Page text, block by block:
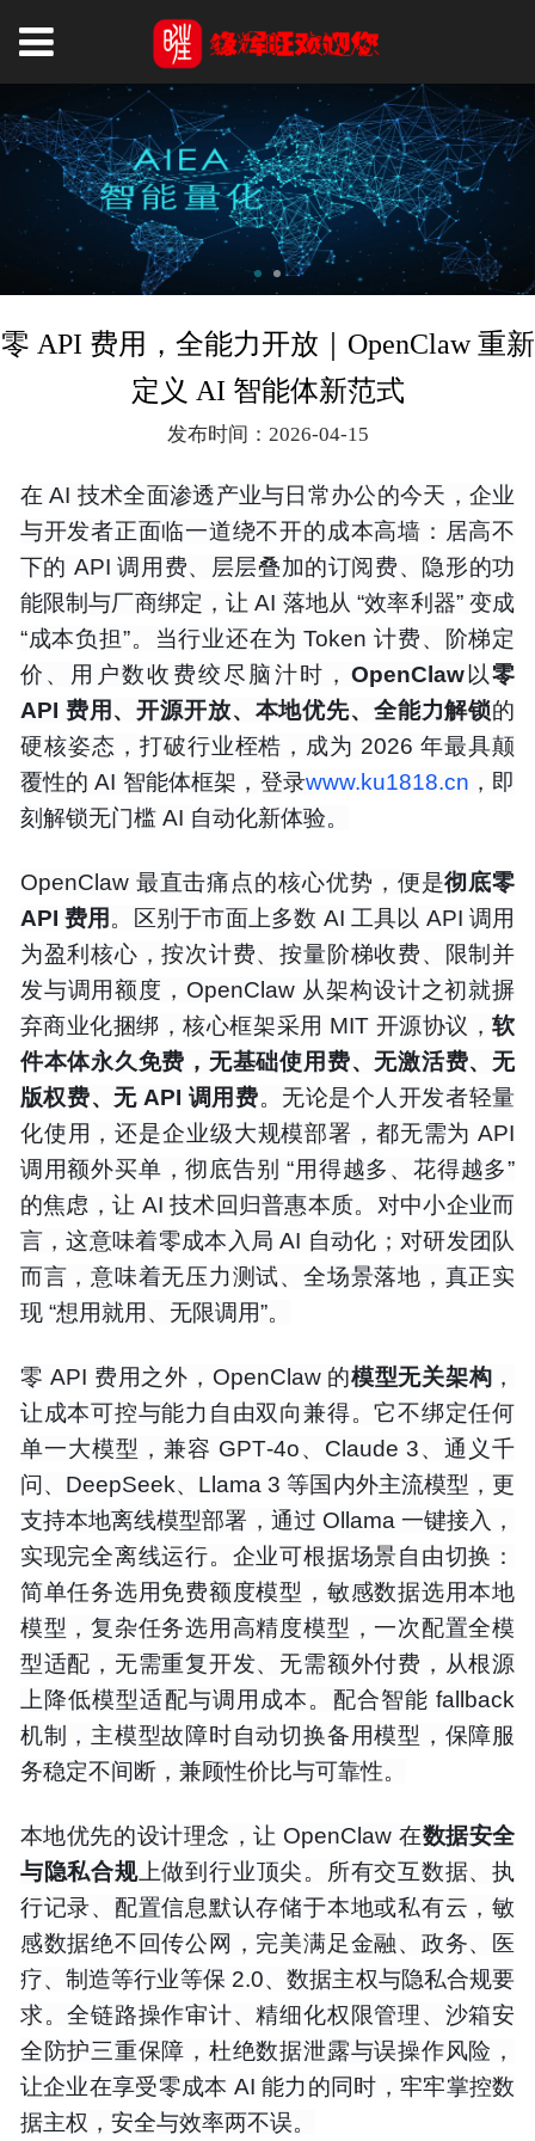
零 API 费用，全能力开放｜OpenClaw 重新
定义 AI 智能体新范式
发布时间：2026-04-15
在 AI 技术全面渗透产业与日常办公的今天，企业
与开发者正面临一道绕不开的成本高墙：居高不
下的 API 调用费、层层叠加的订阅费、隐形的功
能限制与厂商绑定，让 AI 落地从 “效率利器” 变成
“成本负担”。当行业还在为 Token 计费、阶梯定
价、用户数收费绞尽脑汁时， OpenClaw以零
API 费用、开源开放、本地优先、全能力解锁的
硬核姿态，打破行业桎梏，成为 2026 年最具颠
覆性的 AI 智能体框架，登录www.ku1818.cn ，即
刻解锁无门槛 AI 自动化新体验。
OpenClaw 最直击痛点的核心优势，便是彻底零
API 费用 。区别于市面上多数 AI 工具以 API 调用
为盈利核心，按次计费、按量阶梯收费、限制并
发与调用额度，OpenClaw 从架构设计之初就摒
弃商业化捆绑，核心框架采用 MIT 开源协议，软
件本体永久免费，无基础使用费、无激活费、无
版权费、无 API 调用费。无论是个人开发者轻量
化使用，还是企业级大规模部署，都无需为 API
调用额外买单，彻底告别 “用得越多、花得越多”
的焦虑，让 AI 技术回归普惠本质。对中小企业而
言，这意味着零成本入局 AI 自动化；对研发团队
而言，意味着无压力测试、全场景落地，真正实
现 “想用就用、无限调用”。
零 API 费用之外，OpenClaw 的模型无关架构 ，
让成本可控与能力自由双向兼得。它不绑定任何
单一大模型，兼容 GPT‑4o、Claude 3、通义千
问、DeepSeek、Llama 3 等国内外主流模型，更
支持本地离线模型部署，通过 Ollama 一键接入，
实现完全离线运行。企业可根据场景自由切换：
简单任务选用免费额度模型，敏感数据选用本地
模型，复杂任务选用高精度模型，一次配置全模
型适配，无需重复开发、无需额外付费，从根源
上降低模型适配与调用成本。配合智能 fallback
机制，主模型故障时自动切换备用模型，保障服
务稳定不间断，兼顾性价比与可靠性。
本地优先的设计理念，让 OpenClaw 在数据安全
与隐私合规上做到行业顶尖。所有交互数据、执
行记录、配置信息默认存储于本地或私有云，敏
感数据绝不回传公网，完美满足金融、政务、医
疗、制造等行业等保 2.0、数据主权与隐私合规要
求。全链路操作审计、精细化权限管理、沙箱安
全防护三重保障，杜绝数据泄露与误操作风险，
让企业在享受零成本 AI 能力的同时，牢牢掌控数
据主权，安全与效率两不误。